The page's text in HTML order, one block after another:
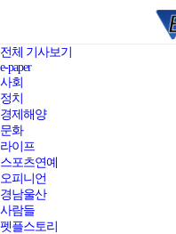
전체 기사보기
e-paper
사회
정치
경제해양
문화
라이프
스포츠연예
오피니언
경남울산
사람들
펫플스토리